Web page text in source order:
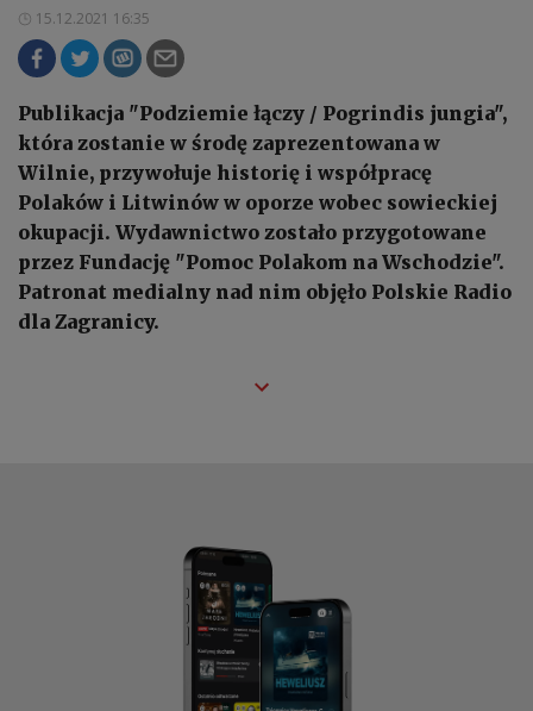
15.12.2021 16:35
Publikacja "Podziemie łączy / Pogrindis jungia",
która zostanie w środę zaprezentowana w
Wilnie, przywołuje historię i współpracę
Polaków i Litwinów w oporze wobec sowieckiej
okupacji. Wydawnictwo zostało przygotowane
przez Fundację "Pomoc Polakom na Wschodzie".
Patronat medialny nad nim objęło Polskie Radio
dla Zagranicy.